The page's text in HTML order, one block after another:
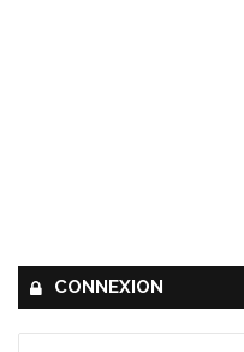
CONNEXION